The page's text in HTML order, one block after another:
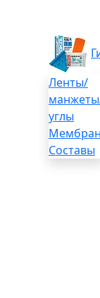
Ленты/
углы
Составы